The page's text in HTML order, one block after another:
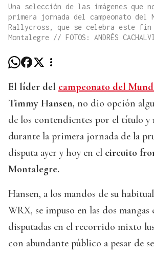
Una selección de las imágenes que
primera jornada del campeonato del
Rallycross, que se celebra este fin
Montalegre // FOTOS: ANDRÉS
El líder del campeonato del
Timmy Hansen, no dio opción
de los contendientes por el título y
durante la primera jornada de la
disputa ayer y hoy en el circuito
Montalegre.
Hansen, a los mandos de su
WRX, se impuso en las dos
disputadas en el recorrido mixto
con abundante público a pesar de